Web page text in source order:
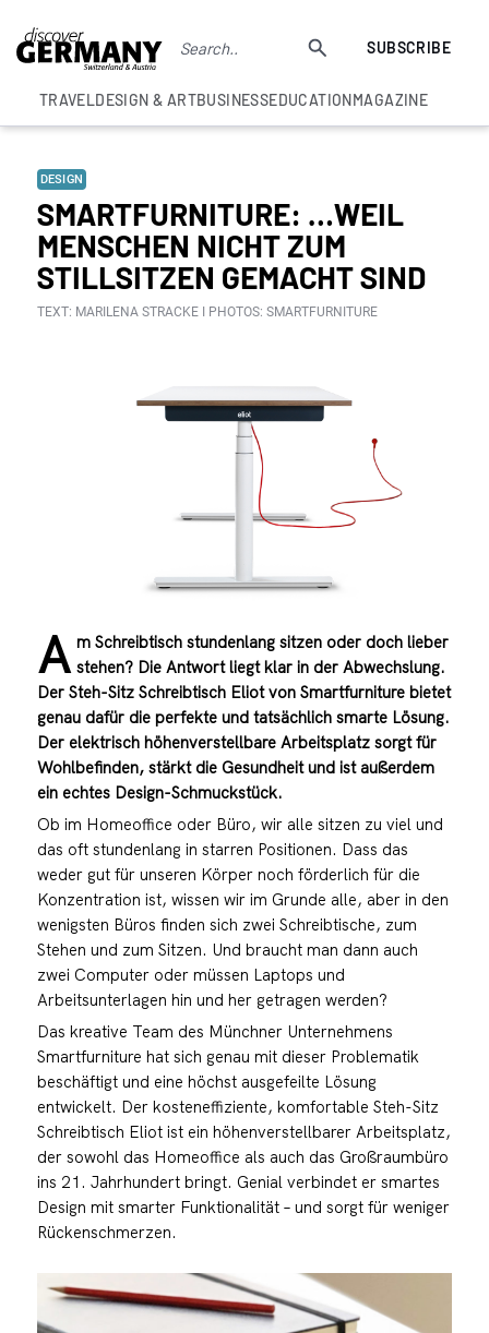
SUBSCRIBE
TRAVELDESIGN & ARTBUSINESSEDUCATIONMAGAZINE
DESIGN
SMARTFURNITURE: …WEIL
MENSCHEN NICHT ZUM
STILLSITZEN GEMACHT SIND
TEXT: MARILENA STRACKE I PHOTOS: SMARTFURNITURE
A m Schreibtisch stundenlang sitzen oder doch lieber
stehen? Die Antwort liegt klar in der Abwechslung.
Der Steh-Sitz Schreibtisch Eliot von Smartfurniture bietet
genau dafür die perfekte und tatsächlich smarte Lösung.
Der elektrisch höhenverstellbare Arbeitsplatz sorgt für
Wohlbefinden, stärkt die Gesundheit und ist außerdem
ein echtes Design-Schmuckstück.
Ob im Homeoffice oder Büro, wir alle sitzen zu viel und
das oft stundenlang in starren Positionen. Dass das
weder gut für unseren Körper noch förderlich für die
Konzentration ist, wissen wir im Grunde alle, aber in den
wenigsten Büros finden sich zwei Schreibtische, zum
Stehen und zum Sitzen. Und braucht man dann auch
zwei Computer oder müssen Laptops und
Arbeitsunterlagen hin und her getragen werden?
Das kreative Team des Münchner Unternehmens
Smartfurniture hat sich genau mit dieser Problematik
beschäftigt und eine höchst ausgefeilte Lösung
entwickelt. Der kosteneffiziente, komfortable Steh-Sitz
Schreibtisch Eliot ist ein höhenverstellbarer Arbeitsplatz,
der sowohl das Homeoffice als auch das Großraumbüro
ins 21. Jahrhundert bringt. Genial verbindet er smartes
Design mit smarter Funktionalität – und sorgt für weniger
Rückenschmerzen.